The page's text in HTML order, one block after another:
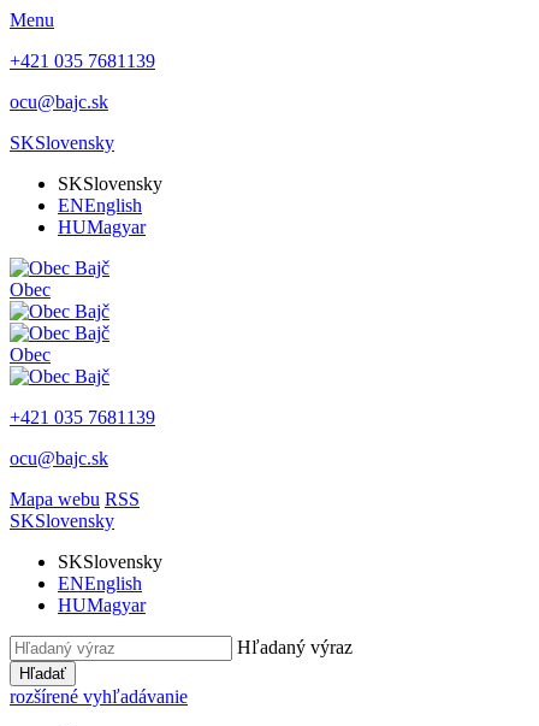
Menu
+421 035 7681139
ocu@bajc.sk
SKSlovensky
SKSlovensky
ENEnglish
HUMagyar
Obec
Obec
+421 035 7681139
ocu@bajc.sk
Mapa webu RSS
SKSlovensky
SKSlovensky
ENEnglish
HUMagyar
Hľadaný výraz
Hľadať
rozšírené vyhľadávanie